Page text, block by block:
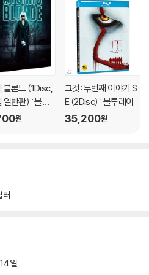
블론드 (1Disc,
일반판) : 블루
원
그것: 두번째 이야기 S
E (2Disc) : 블루레이
35,200원
일